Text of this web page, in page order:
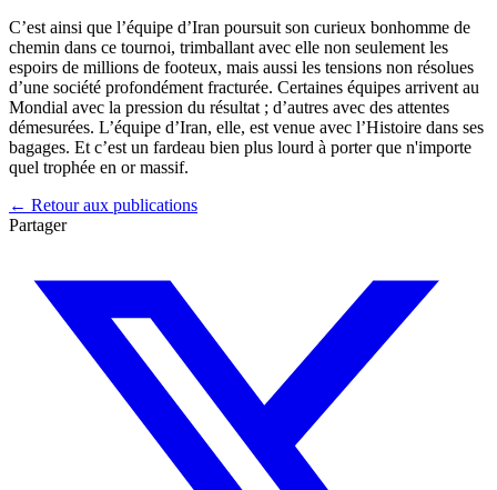
C’est ainsi que l’équipe d’Iran poursuit son curieux bonhomme de
chemin dans ce tournoi, trimballant avec elle non seulement les
espoirs de millions de footeux, mais aussi les tensions non résolues
d’une société profondément fracturée. Certaines équipes arrivent au
Mondial avec la pression du résultat ; d’autres avec des attentes
démesurées. L’équipe d’Iran, elle, est venue avec l’Histoire dans ses
bagages. Et c’est un fardeau bien plus lourd à porter que n'importe
quel trophée en or massif.
← Retour aux publications
Partager